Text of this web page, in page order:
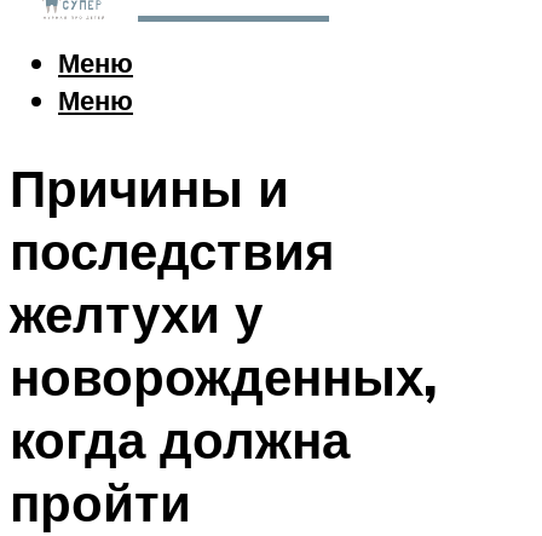
Меню
Меню
Причины и
последствия
желтухи у
новорожденных,
когда должна
пройти